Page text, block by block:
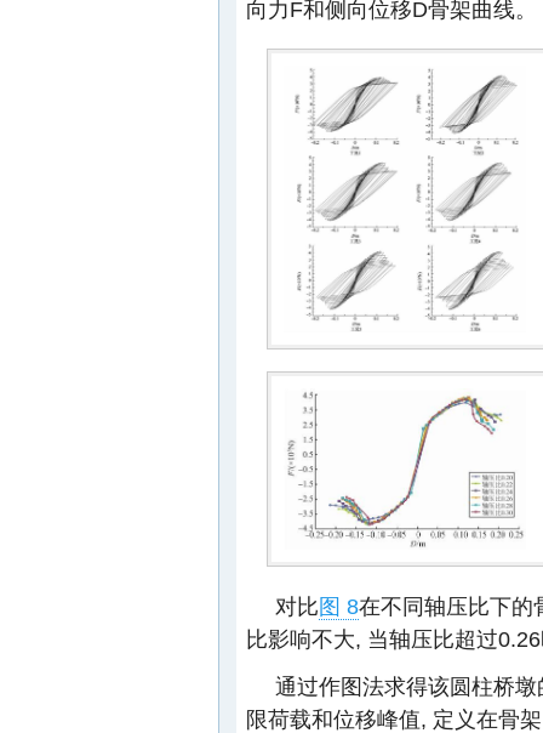
向力F和侧向位移D骨架曲线。
对比图 8在不同轴压比下的
比影响不大, 当轴压比超过
通过作图法求得该圆柱桥
限荷载和位移峰值, 定义在骨